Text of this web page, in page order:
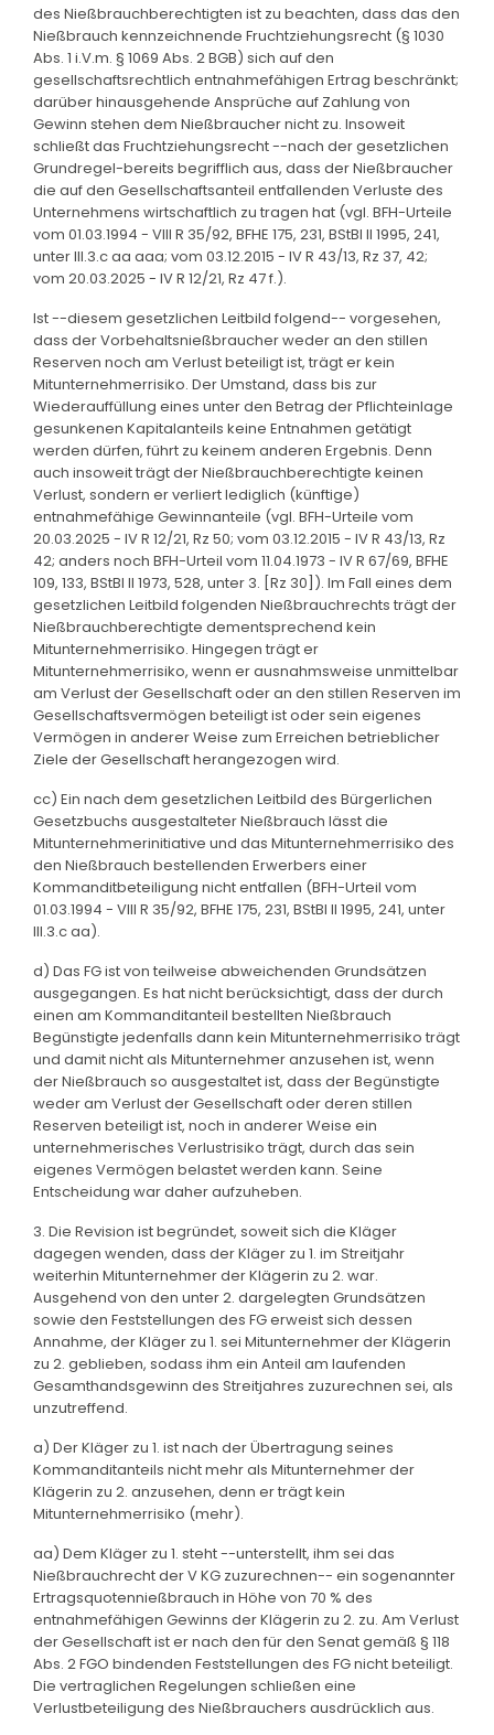
des Nießbrauchberechtigten ist zu beachten, dass das den
Nießbrauch kennzeichnende Fruchtziehungsrecht (§ 1030
Abs. 1 i.V.m. § 1069 Abs. 2 BGB) sich auf den
gesellschaftsrechtlich entnahmefähigen Ertrag beschränkt;
darüber hinausgehende Ansprüche auf Zahlung von
Gewinn stehen dem Nießbraucher nicht zu. Insoweit
schließt das Fruchtziehungsrecht --nach der gesetzlichen
Grundregel-bereits begrifflich aus, dass der Nießbraucher
die auf den Gesellschaftsanteil entfallenden Verluste des
Unternehmens wirtschaftlich zu tragen hat (vgl. BFH-Urteile
vom 01.03.1994 - VIII R 35/92, BFHE 175, 231, BStBl II 1995, 241,
unter III.3.c aa aaa; vom 03.12.2015 - IV R 43/13, Rz 37, 42;
vom 20.03.2025 - IV R 12/21, Rz 47 f.).
Ist --diesem gesetzlichen Leitbild folgend-- vorgesehen,
dass der Vorbehaltsnießbraucher weder an den stillen
Reserven noch am Verlust beteiligt ist, trägt er kein
Mitunternehmerrisiko. Der Umstand, dass bis zur
Wiederauffüllung eines unter den Betrag der Pflichteinlage
gesunkenen Kapitalanteils keine Entnahmen getätigt
werden dürfen, führt zu keinem anderen Ergebnis. Denn
auch insoweit trägt der Nießbrauchberechtigte keinen
Verlust, sondern er verliert lediglich (künftige)
entnahmefähige Gewinnanteile (vgl. BFH-Urteile vom
20.03.2025 - IV R 12/21, Rz 50; vom 03.12.2015 - IV R 43/13, Rz
42; anders noch BFH-Urteil vom 11.04.1973 - IV R 67/69, BFHE
109, 133, BStBl II 1973, 528, unter 3. [Rz 30]). Im Fall eines dem
gesetzlichen Leitbild folgenden Nießbrauchrechts trägt der
Nießbrauchberechtigte dementsprechend kein
Mitunternehmerrisiko. Hingegen trägt er
Mitunternehmerrisiko, wenn er ausnahmsweise unmittelbar
am Verlust der Gesellschaft oder an den stillen Reserven im
Gesellschaftsvermögen beteiligt ist oder sein eigenes
Vermögen in anderer Weise zum Erreichen betrieblicher
Ziele der Gesellschaft herangezogen wird.
cc) Ein nach dem gesetzlichen Leitbild des Bürgerlichen
Gesetzbuchs ausgestalteter Nießbrauch lässt die
Mitunternehmerinitiative und das Mitunternehmerrisiko des
den Nießbrauch bestellenden Erwerbers einer
Kommanditbeteiligung nicht entfallen (BFH-Urteil vom
01.03.1994 - VIII R 35/92, BFHE 175, 231, BStBl II 1995, 241, unter
III.3.c aa).
d) Das FG ist von teilweise abweichenden Grundsätzen
ausgegangen. Es hat nicht berücksichtigt, dass der durch
einen am Kommanditanteil bestellten Nießbrauch
Begünstigte jedenfalls dann kein Mitunternehmerrisiko trägt
und damit nicht als Mitunternehmer anzusehen ist, wenn
der Nießbrauch so ausgestaltet ist, dass der Begünstigte
weder am Verlust der Gesellschaft oder deren stillen
Reserven beteiligt ist, noch in anderer Weise ein
unternehmerisches Verlustrisiko trägt, durch das sein
eigenes Vermögen belastet werden kann. Seine
Entscheidung war daher aufzuheben.
3. Die Revision ist begründet, soweit sich die Kläger
dagegen wenden, dass der Kläger zu 1. im Streitjahr
weiterhin Mitunternehmer der Klägerin zu 2. war.
Ausgehend von den unter 2. dargelegten Grundsätzen
sowie den Feststellungen des FG erweist sich dessen
Annahme, der Kläger zu 1. sei Mitunternehmer der Klägerin
zu 2. geblieben, sodass ihm ein Anteil am laufenden
Gesamthandsgewinn des Streitjahres zuzurechnen sei, als
unzutreffend.
a) Der Kläger zu 1. ist nach der Übertragung seines
Kommanditanteils nicht mehr als Mitunternehmer der
Klägerin zu 2. anzusehen, denn er trägt kein
Mitunternehmerrisiko (mehr).
aa) Dem Kläger zu 1. steht --unterstellt, ihm sei das
Nießbrauchrecht der V KG zuzurechnen-- ein sogenannter
Ertragsquotennießbrauch in Höhe von 70 % des
entnahmefähigen Gewinns der Klägerin zu 2. zu. Am Verlust
der Gesellschaft ist er nach den für den Senat gemäß § 118
Abs. 2 FGO bindenden Feststellungen des FG nicht beteiligt.
Die vertraglichen Regelungen schließen eine
Verlustbeteiligung des Nießbrauchers ausdrücklich aus.